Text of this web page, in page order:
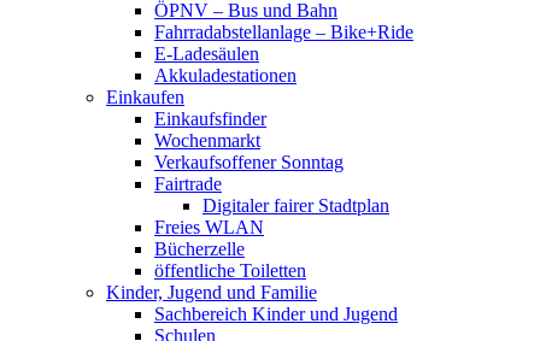
ÖPNV – Bus und Bahn
Fahrradabstellanlage – Bike+Ride
E-Ladesäulen
Akkuladestationen
Einkaufen
Einkaufsfinder
Wochenmarkt
Verkaufsoffener Sonntag
Fairtrade
Digitaler fairer Stadtplan
Freies WLAN
Bücherzelle
öffentliche Toiletten
Kinder, Jugend und Familie
Sachbereich Kinder und Jugend
Schulen